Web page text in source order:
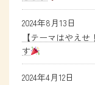
2024年8月13日
【テーマはやえ
す
2024年4月12日